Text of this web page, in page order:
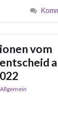
vom
Allgemein